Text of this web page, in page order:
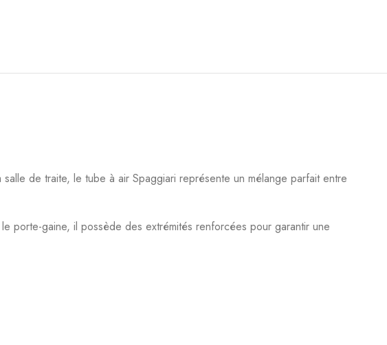
de traite, le tube à air Spaggiari représente un mélange parfait entre
porte-gaine, il possède des extrémités renforcées pour garantir une